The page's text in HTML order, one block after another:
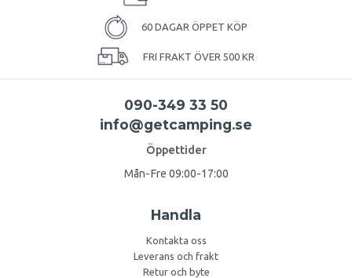
60 DAGAR ÖPPET KÖP
FRI FRAKT ÖVER 500 KR
090-349 33 50
info@getcamping.se
Öppettider
Mån-Fre 09:00-17:00
Handla
Kontakta oss
Leverans och frakt
Retur och byte